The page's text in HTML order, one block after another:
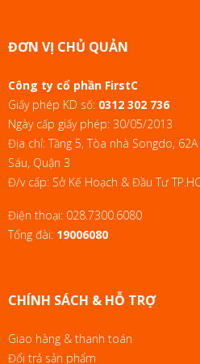
ĐƠN VỊ CHỦ QUẢN
Công ty cổ phần FirstC
Giấy phép KD số: 0312 302 736
Ngày cấp giấy phép: 30/05/2013
Địa chỉ: Tầng 5, Tòa nhà Songdo,
Sáu, Quận 3
Đ/v cấp: Sở Kế Hoạch & Đầu Tư
Điện thoại: 028.7300.6080
Tổng đài: 19006080
CHÍNH SÁCH & HỖ TRỢ
Giao hàng & thanh toán
Đổi trả sản phẩm